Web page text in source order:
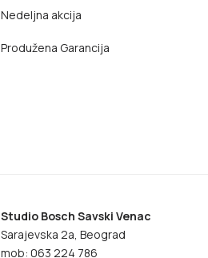
Nedeljna akcija
Produžena Garancija
Studio Bosch Savski Venac
Sarajevska 2a, Beograd
mob: 063 224 786